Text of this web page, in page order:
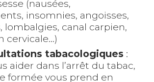
(nausées,
insomnies, angoisses,
lombalgies, canal carpien,
cervicale…)
tabacologiques :
aider dans l’arrêt du tabac,
formée vous prend en